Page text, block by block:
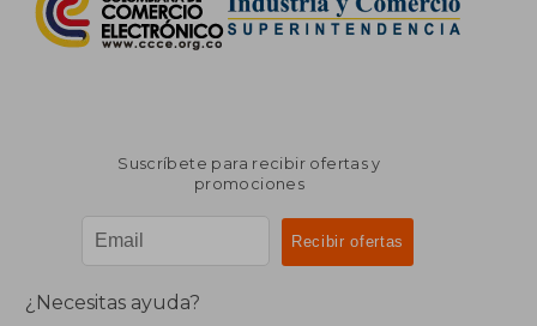
Suscríbete para recibir ofertas y
promociones
¿Necesitas ayuda?